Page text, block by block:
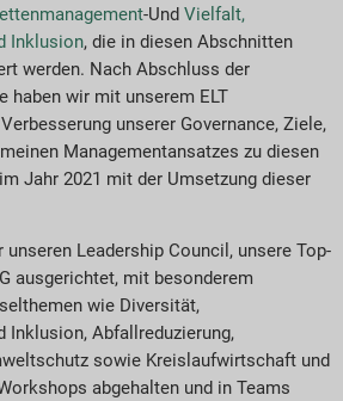
-Und Vielfalt,
Inklusion, die in diesen Abschnitten
werden. Nach Abschluss der
haben wir mit unserem ELT
unserer Governance, Ziele,
Managementansatzes zu diesen
Jahr 2021 mit der Umsetzung dieser
unseren Leadership Council, unsere Top-
ausgerichtet, mit besonderem
wie Diversität,
Inklusion, Abfallreduzierung,
sowie Kreislaufwirtschaft und
abgehalten und in Teams